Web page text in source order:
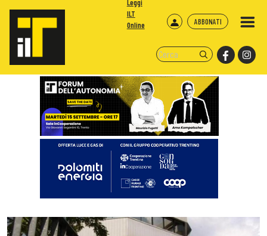
ABBONATI
Leggi
ILT
Online